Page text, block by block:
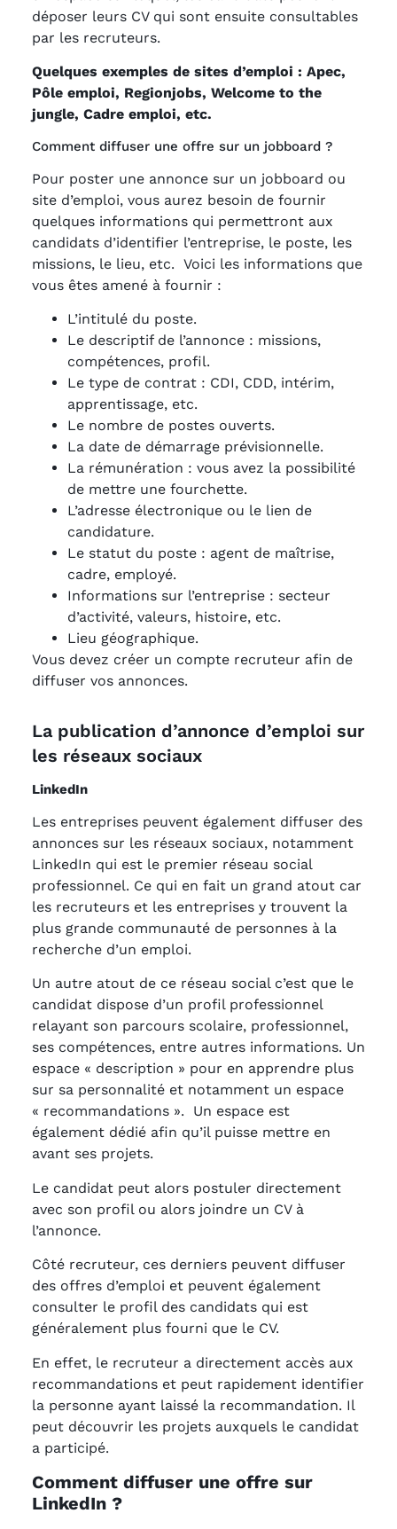
déposer leurs CV qui sont ensuite consultables
par les recruteurs.
Quelques exemples de sites d’emploi : Apec,
Pôle emploi, Regionjobs, Welcome to the
jungle, Cadre emploi, etc.
Comment diffuser une offre sur un jobboard ?
Pour poster une annonce sur un jobboard ou
site d’emploi, vous aurez besoin de fournir
quelques informations qui permettront aux
candidats d’identifier l’entreprise, le poste, les
missions, le lieu, etc. Voici les informations que
vous êtes amené à fournir :
L’intitulé du poste.
Le descriptif de l’annonce : missions,
compétences, profil.
Le type de contrat : CDI, CDD, intérim,
apprentissage, etc.
Le nombre de postes ouverts.
La date de démarrage prévisionnelle.
La rémunération : vous avez la possibilité
de mettre une fourchette.
L’adresse électronique ou le lien de
candidature.
Le statut du poste : agent de maîtrise,
cadre, employé.
Informations sur l’entreprise : secteur
d’activité, valeurs, histoire, etc.
Lieu géographique.
Vous devez créer un compte recruteur afin de
diffuser vos annonces.
La publication d’annonce d’emploi sur
les réseaux sociaux
LinkedIn
Les entreprises peuvent également diffuser des
annonces sur les réseaux sociaux, notamment
LinkedIn qui est le premier réseau social
professionnel. Ce qui en fait un grand atout car
les recruteurs et les entreprises y trouvent la
plus grande communauté de personnes à la
recherche d’un emploi.
Un autre atout de ce réseau social c’est que le
candidat dispose d’un profil professionnel
relayant son parcours scolaire, professionnel,
ses compétences, entre autres informations. Un
espace « description » pour en apprendre plus
sur sa personnalité et notamment un espace
« recommandations ». Un espace est
également dédié afin qu’il puisse mettre en
avant ses projets.
Le candidat peut alors postuler directement
avec son profil ou alors joindre un CV à
l’annonce.
Côté recruteur, ces derniers peuvent diffuser
des offres d’emploi et peuvent également
consulter le profil des candidats qui est
généralement plus fourni que le CV.
En effet, le recruteur a directement accès aux
recommandations et peut rapidement identifier
la personne ayant laissé la recommandation. Il
peut découvrir les projets auxquels le candidat
a participé.
Comment diffuser une offre sur
LinkedIn ?